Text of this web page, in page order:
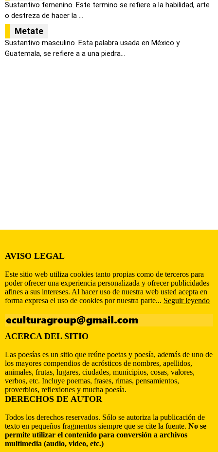
Sustantivo femenino. Este termino se refiere a la habilidad, arte
o destreza de hacer la ...
Metate
Sustantivo masculino. Esta palabra usada en México y
Guatemala, se refiere a a una piedra...
AVISO LEGAL
Este sitio web utiliza cookies tanto propias como de terceros para
poder ofrecer una experiencia personalizada y ofrecer publicidades
afines a sus intereses. Al hacer uso de nuestra web usted acepta en
forma expresa el uso de cookies por nuestra parte... Seguir leyendo
ACERCA DEL SITIO
Las poesías es un sitio que reúne poetas y poesía, además de uno de
los mayores compendios de acrósticos de nombres, apellidos,
animales, frutas, lugares, ciudades, municipios, cosas, valores,
verbos, etc. Incluye poemas, frases, rimas, pensamientos,
proverbios, reflexiones y mucha poesía.
DERECHOS DE AUTOR
Todos los derechos reservados. Sólo se autoriza la publicación de
texto en pequeños fragmentos siempre que se cite la fuente. No se
permite utilizar el contenido para conversión a archivos
multimedia (audio, video, etc.)